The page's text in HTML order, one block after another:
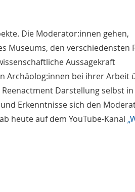
Die Moderator:innen gehen,
Museums, den verschiedensten
Aussagekraft
Archäolog:innen bei ihrer Arbeit
Darstellung selbst in
Erkenntnisse sich den
heute auf dem YouTube-Kanal